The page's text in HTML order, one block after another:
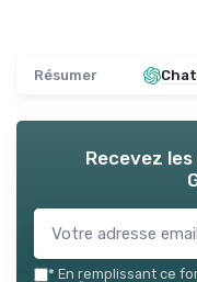
Résumer
Recevez
* En remplissant ce